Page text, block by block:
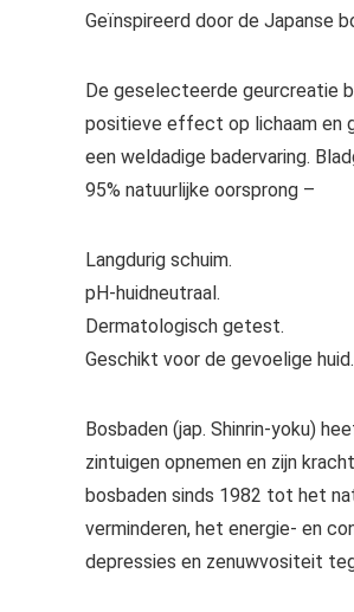
Geïnspireerd door de Japanse
De geselecteerde geurcreatie
positieve effect op lichaam en
een weldadige badervaring.
95% natuurlijke oorsprong –
Langdurig schuim.
pH-huidneutraal.
Dermatologisch getest.
Geschikt voor de gevoelige huid.
Bosbaden (jap. Shinrin-yoku)
zintuigen opnemen en zijn
bosbaden sinds 1982 tot het
verminderen, het energie- en
depressies en zenuwvositeit